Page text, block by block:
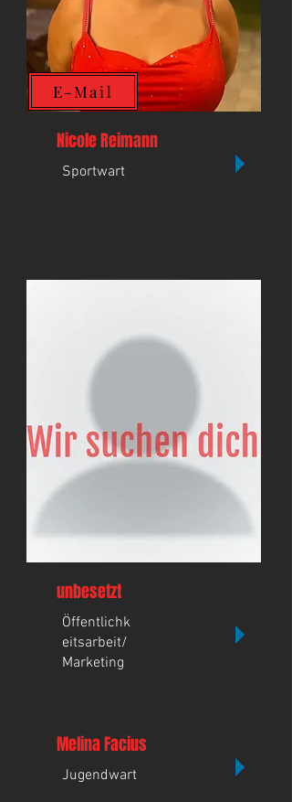
Nicole Reimann
Sportwart
unbesetzt
Öffentlichk
eitsarbeit/
Marketing
E-Mail
Melina Facius
Jugendwart